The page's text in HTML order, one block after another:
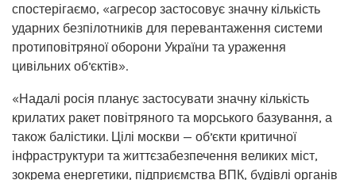
спостерігаємо, «агресор застосовує значну кількість
ударних безпілотників для перевантаження системи
протиповітряної оборони України та ураження
цивільних обʼєктів».
«Надалі росія планує застосувати значну кількість
крилатих ракет повітряного та морського базування, а
також балістики. Цілі москви — обʼєкти критичної
інфраструктури та життєзабезпечення великих міст,
зокрема енергетики, підприємства ВПК, будівлі органів